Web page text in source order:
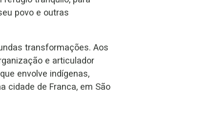
povo e outras
transformações. Aos
e articulador
envolve indígenas,
cidade de Franca, em São